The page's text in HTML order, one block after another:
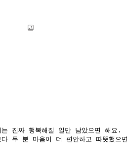
는 진짜 행복해질 일만 남았으면 해
다 두 분 마음이 더 편안하고 따뜻했